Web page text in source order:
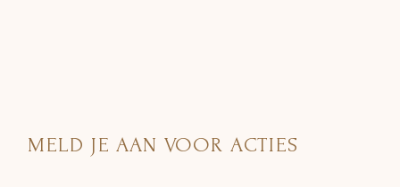
MELD JE AAN VOOR ACTIES